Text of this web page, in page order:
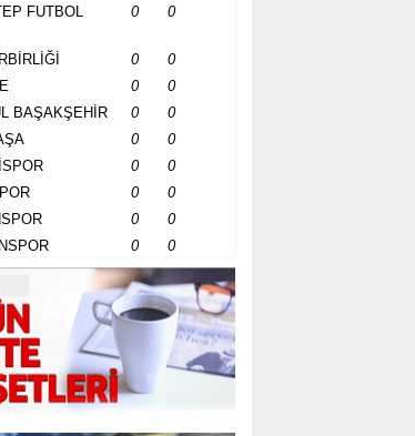
FUTBOL
0 0
0
0
0
0
BAŞAKŞEHİR 0
0
0
0
0
0
0
0
0
0
0 0